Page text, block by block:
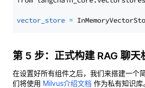
vector_store =
第 5 步：正式构建 RAG 聊天
在设置好所有组件之后，我们来搭建一个
们将使用 Milvus介绍文档 作为私有知识